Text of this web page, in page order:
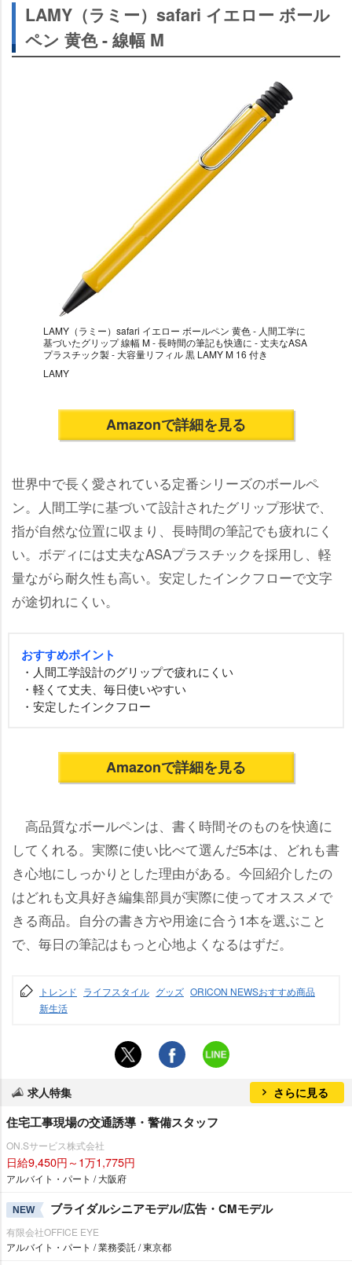
LAMY（ラミー）safari イエロー ボール
ペン 黄色 - 線幅 M
LAMY（ラミー）safari イエロー ボールペン 黄色 - 人間工学に
基づいたグリップ 線幅 M - 長時間の筆記も快適に - 丈夫なASA
プラスチック製 - 大容量リフィル 黒 LAMY M 16 付き
LAMY
Amazonで詳細を見る
世界中で長く愛されている定番シリーズのボールペ
ン。人間工学に基づいて設計されたグリップ形状で、
指が自然な位置に収まり、長時間の筆記でも疲れにく
い。ボディには丈夫なASAプラスチックを採用し、軽
量ながら耐久性も高い。安定したインクフローで文字
が途切れにくい。
おすすめポイント
・人間工学設計のグリップで疲れにくい
・軽くて丈夫、毎日使いやすい
・安定したインクフロー
Amazonで詳細を見る
高品質なボールペンは、書く時間そのものを快適に
してくれる。実際に使い比べて選んだ5本は、どれも書
き心地にしっかりとした理由がある。今回紹介したの
はどれも文具好き編集部員が実際に使ってオススメで
きる商品。自分の書き方や用途に合う1本を選ぶこと
で、毎日の筆記はもっと心地よくなるはずだ。
トレンド ライフスタイル グッズ ORICON NEWSおすすめ商品
新生活
求人特集 さらに見る
住宅工事現場の交通誘導・警備スタッフ
ON.Sサービス株式会社
日給9,450円～1万1,775円
アルバイト・パート / 大阪府
NEW ブライダルシニアモデル/広告・CMモデル
有限会社OFFICE EYE
アルバイト・パート / 業務委託 / 東京都